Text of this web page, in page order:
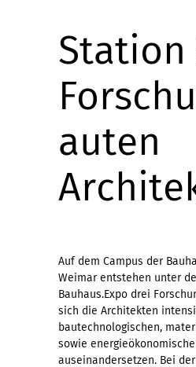
Station
auten
Auf dem Campus der
Weimar entstehen unter
Bauhaus.Expo drei
sich die Architekten
bautechnologischen,
sowie
auseinandersetzen. Bei